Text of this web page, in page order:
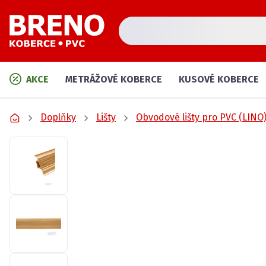
AKCE METRÁŽOVÉ KOBERCE KUSOVÉ KOBERCE
Doplňky Lišty Obvodové lišty pro PVC (LINO)